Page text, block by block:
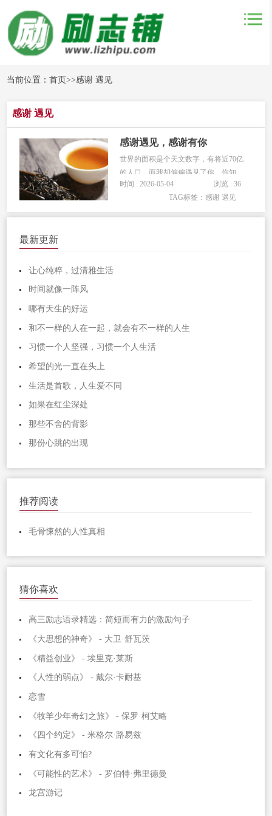
当前位置：首页>>感谢 遇见
感谢 遇见
感谢遇见，感谢有你
世界的面积是个天文数字，有将近70亿
的人口，而我却偏偏遇见了你。你知
道，这并不简单。 我站在这里，看
着涌来的人潮。苦笑着、离去了、却忽
时间 : 2026-05-04
浏览 : 36
TAG标签：感谢 遇见
最新更新
让心纯粹，过清雅生活
时间就像一阵风
哪有天生的好运
和不一样的人在一起，就会有不一样的人生
习惯一个人坚强，习惯一个人生活
希望的光一直在头上
生活是首歌，人生爱不同
如果在红尘深处
那些不舍的背影
那份心跳的出现
推荐阅读
毛骨悚然的人性真相
猜你喜欢
高三励志语录精选：简短而有力的激励句子
《大思想的神奇》 - 大卫·舒瓦茨
《精益创业》 - 埃里克·莱斯
《人性的弱点》 - 戴尔·卡耐基
恋雪
《牧羊少年奇幻之旅》 - 保罗·柯艾略
《四个约定》 - 米格尔·路易兹
有文化有多可怕?
《可能性的艺术》 - 罗伯特·弗里德曼
龙宫游记